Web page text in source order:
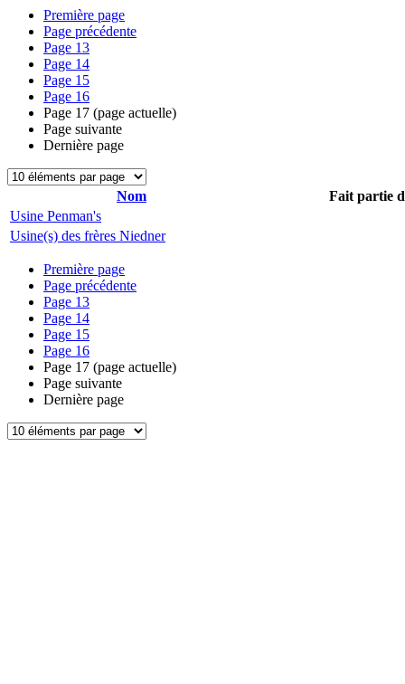
Première page
Page précédente
Page 13
Page 14
Page 15
Page 16
Page 17 (page actuelle)
Page suivante
Dernière page
Nom
Fait partie
Usine Penman's
Usine(s) des frères Niedner
Première page
Page précédente
Page 13
Page 14
Page 15
Page 16
Page 17 (page actuelle)
Page suivante
Dernière page